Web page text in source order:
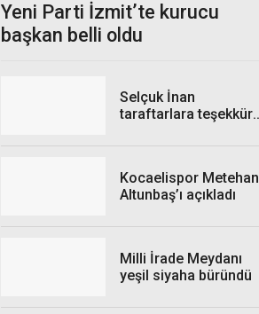
Yeni Parti İzmit’te kurucu
başkan belli oldu
Selçuk İnan
taraftarlara teşekkür
Kocaelispor Metehan
Altunbaş’ı açıkladı
Milli İrade Meydanı
yeşil siyaha büründü